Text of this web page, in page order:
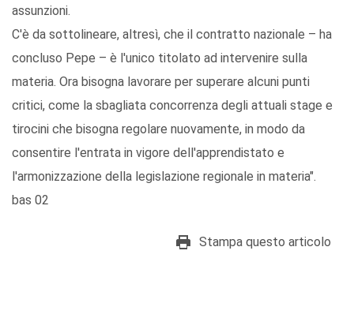
assunzioni.
C'è da sottolineare, altresì, che il contratto nazionale – ha
concluso Pepe – è l'unico titolato ad intervenire sulla
materia. Ora bisogna lavorare per superare alcuni punti
critici, come la sbagliata concorrenza degli attuali stage e
tirocini che bisogna regolare nuovamente, in modo da
consentire l'entrata in vigore dell'apprendistato e
l'armonizzazione della legislazione regionale in materia".
bas 02
Stampa questo articolo